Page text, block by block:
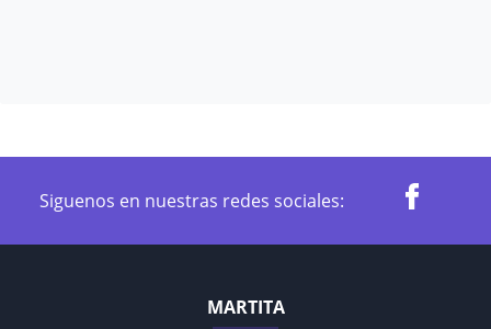
Siguenos en nuestras redes sociales:
MARTITA